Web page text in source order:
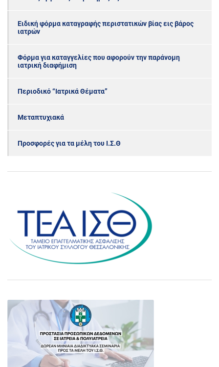
Ειδική φόρμα καταγραφής περιστατικών βίας εις βάρος
ιατρών
Φόρμα για καταγγελίες που αφορούν την παράνομη
ιατρική διαφήμιση
Περιοδικό “Ιατρικά Θέματα”
Μεταπτυχιακά
Προσφορές για τα μέλη του Ι.Σ.Θ